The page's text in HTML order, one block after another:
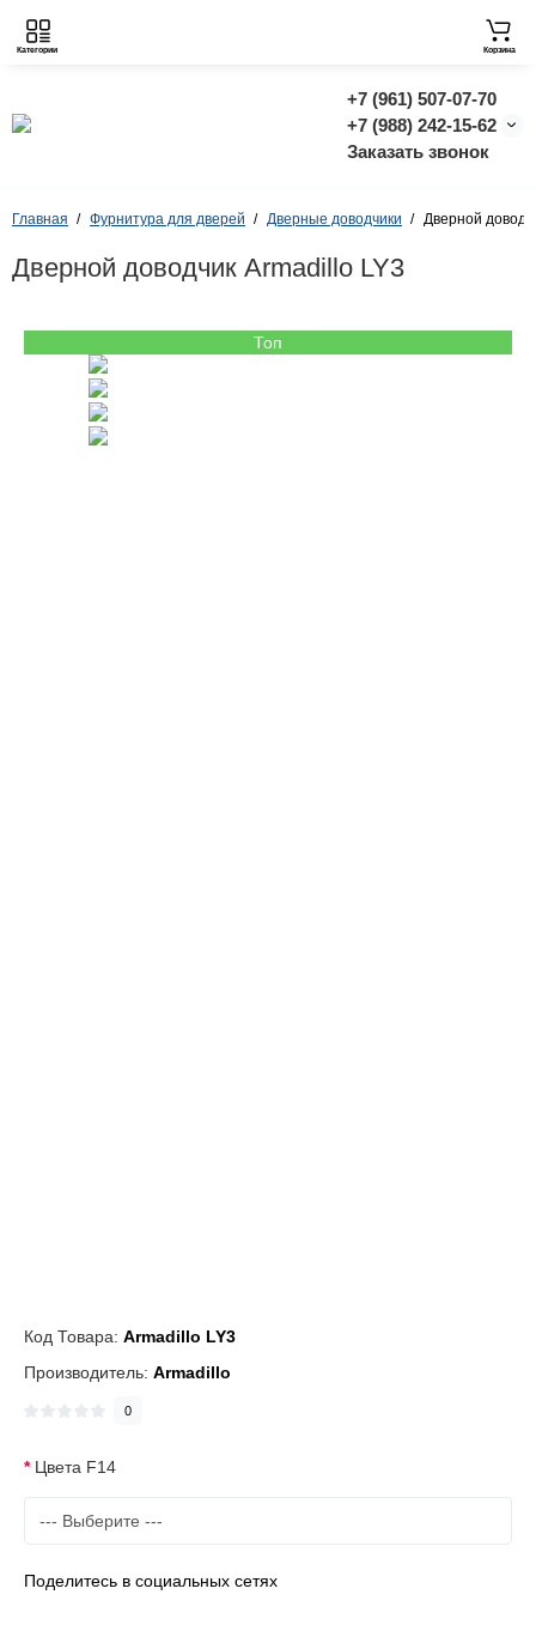
+7 (961) 507-07-70
+7 (988) 242-15-62
Заказать звонок
Категории Корзина
Главная Фурнитура для дверей Дверные доводчики Дверной
Дверной доводчик Armadillo LY3
Топ
Код Товара: Armadillo LY3
Производитель: Armadillo
0
Цвета F14
Поделитесь в социальных сетях